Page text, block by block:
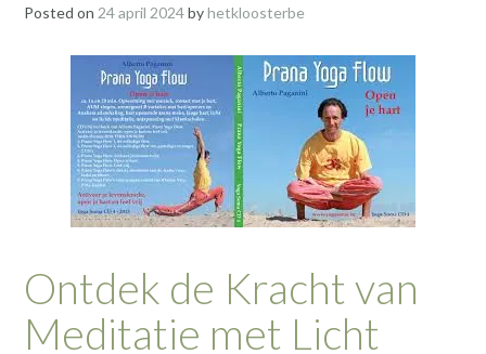
Posted on 24 april 2024byhetkloosterbe
Ontdek de Kracht van
Meditatie met Licht